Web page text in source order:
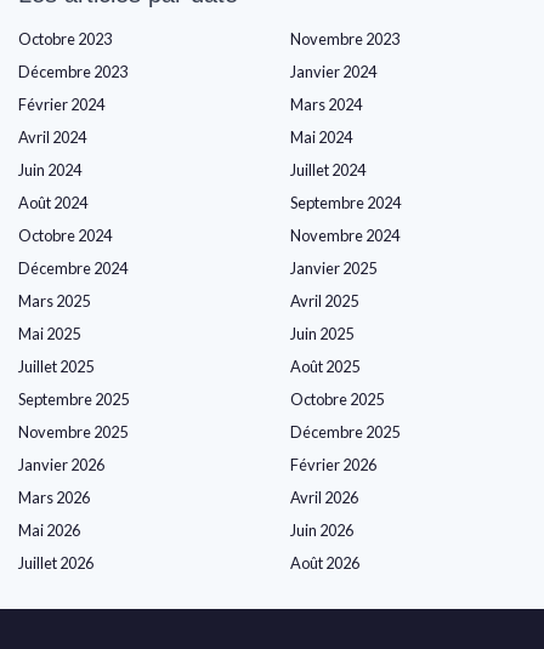
Octobre 2023
Novembre 2023
Décembre 2023
Janvier 2024
Février 2024
Mars 2024
Avril 2024
Mai 2024
Juin 2024
Juillet 2024
Août 2024
Septembre 2024
Octobre 2024
Novembre 2024
Décembre 2024
Janvier 2025
Mars 2025
Avril 2025
Mai 2025
Juin 2025
Juillet 2025
Août 2025
Septembre 2025
Octobre 2025
Novembre 2025
Décembre 2025
Janvier 2026
Février 2026
Mars 2026
Avril 2026
Mai 2026
Juin 2026
Juillet 2026
Août 2026